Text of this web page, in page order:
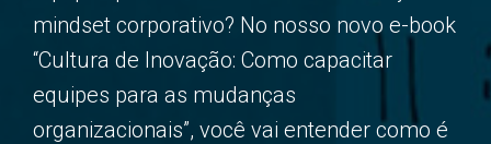
mindset corporativo? No nosso novo e-book
“Cultura de Inovação: Como capacitar
equipes para as mudanças
organizacionais”, você vai entender como é